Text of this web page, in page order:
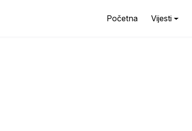
Početna Vijesti